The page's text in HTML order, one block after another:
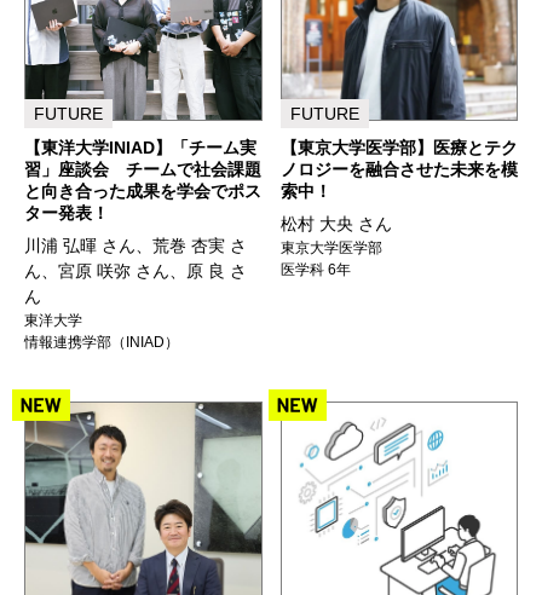
FUTURE
【東洋大学INIAD】「チーム実
習」座談会 チームで社会課題
と向き合った成果を学会でポス
ター発表！
川浦 弘暉 さん、荒巻 杏実 さ
ん、宮原 咲弥 さん、原 良 さ
ん
東洋大学
情報連携学部（INIAD）
FUTURE
【東京大学医学部】医療とテク
ノロジーを融合させた未来を模
索中！
松村 大央 さん
東京大学医学部
医学科 6年